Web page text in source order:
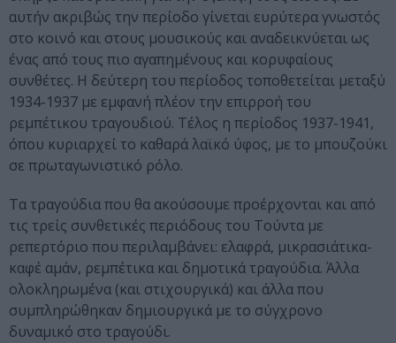
αυτήν ακριβώς την περίοδο γίνεται ευρύτερα γνωστός
στο κοινό και στους μουσικούς και αναδεικνύεται ως
ένας από τους πιο αγαπημένους και κορυφαίους
συνθέτες. Η δεύτερη του περίοδος τοποθετείται μεταξύ
1934-1937 με εμφανή πλέον την επιρροή του
ρεμπέτικου τραγουδιού. Τέλος η περίοδος 1937-1941,
όπου κυριαρχεί το καθαρά λαϊκό ύφος, με το μπουζούκι
σε πρωταγωνιστικό ρόλο.
Τα τραγούδια που θα ακούσουμε προέρχονται και από
τις τρείς συνθετικές περιόδους του Τούντα με
ρεπερτόριο που περιλαμβάνει: ελαφρά, μικρασιάτικα-
καφέ αμάν, ρεμπέτικα και δημοτικά τραγούδια. Άλλα
ολοκληρωμένα (και στιχουργικά) και άλλα που
συμπληρώθηκαν δημιουργικά με το σύγχρονο
δυναμικό στο τραγούδι.